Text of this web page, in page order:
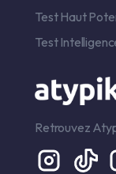
Test Haut
Test
Retrouvez